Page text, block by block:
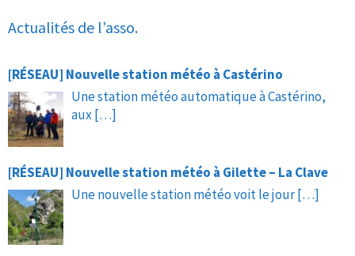
Actualités de l’asso.
[RÉSEAU] Nouvelle station météo à Castérino
Une station météo automatique à Castérino,
aux […]
[RÉSEAU] Nouvelle station météo à Gilette – La Clave
Une nouvelle station météo voit le jour[…]